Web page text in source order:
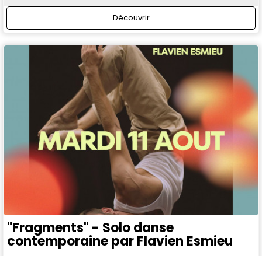
Découvrir
"Fragments" - Solo danse
contemporaine par Flavien Esmieu